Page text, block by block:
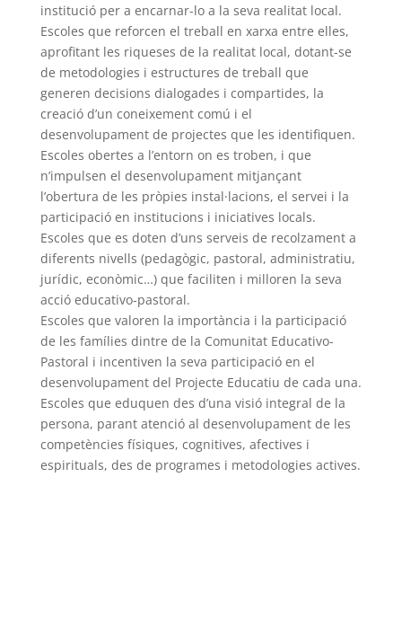
institució per a encarnar-lo a la seva realitat local.
Escoles que reforcen el treball en xarxa entre elles,
aprofitant les riqueses de la realitat local, dotant-se
de metodologies i estructures de treball que
generen decisions dialogades i compartides, la
creació d’un coneixement comú i el
desenvolupament de projectes que les identifiquen.
Escoles obertes a l’entorn on es troben, i que
n’impulsen el desenvolupament mitjançant
l’obertura de les pròpies instal·lacions, el servei i la
participació en institucions i iniciatives locals.
Escoles que es doten d’uns serveis de recolzament a
diferents nivells (pedagògic, pastoral, administratiu,
jurídic, econòmic…) que faciliten i milloren la seva
acció educativo-pastoral.
Escoles que valoren la importància i la participació
de les famílies dintre de la Comunitat Educativo-
Pastoral i incentiven la seva participació en el
desenvolupament del Projecte Educatiu de cada una.
Escoles que eduquen des d’una visió integral de la
persona, parant atenció al desenvolupament de les
competències físiques, cognitives, afectives i
espirituals, des de programes i metodologies actives.